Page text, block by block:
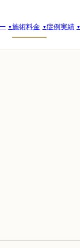
施術料金 症例実績